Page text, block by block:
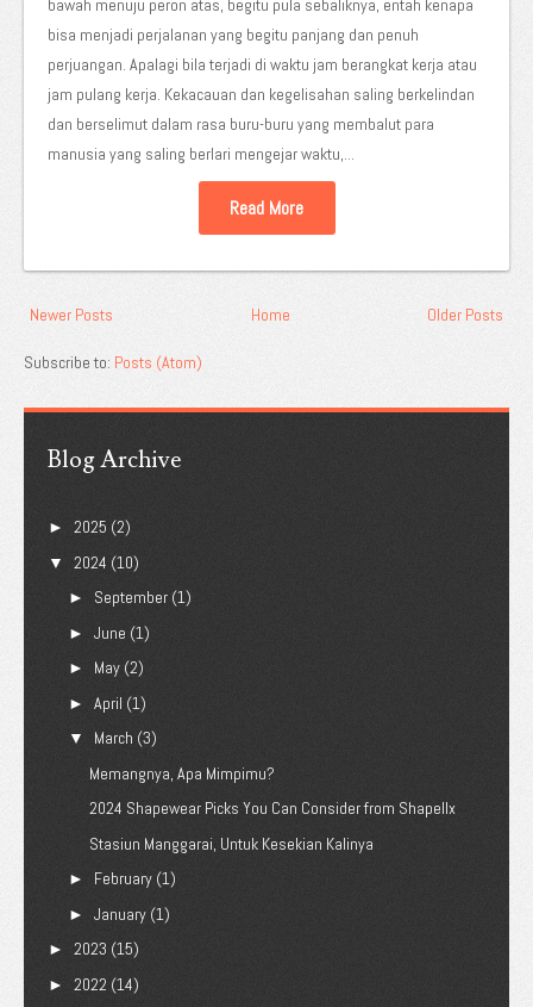
bawah menuju peron atas, begitu pula sebaliknya, entah kenapa
bisa menjadi perjalanan yang begitu panjang dan penuh
perjuangan. Apalagi bila terjadi di waktu jam berangkat kerja atau
jam pulang kerja. Kekacauan dan kegelisahan saling berkelindan
dan berselimut dalam rasa buru-buru yang membalut para
manusia yang saling berlari mengejar waktu,...
Read More
Newer Posts Older Posts
Home
Subscribe to: Posts (Atom)
Blog Archive
► 2025 (2)
▼ 2024 (10)
► September (1)
► June (1)
► May (2)
► April (1)
▼ March (3)
Memangnya, Apa Mimpimu?
2024 Shapewear Picks You Can Consider from Shapellx
Stasiun Manggarai, Untuk Kesekian Kalinya
► February (1)
► January (1)
► 2023 (15)
► 2022 (14)